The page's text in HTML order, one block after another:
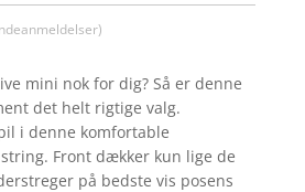
mini nok for dig? Så er denne
det helt rigtige valg.
i denne komfortable
Front dækker kun lige de
på bedste vis posens